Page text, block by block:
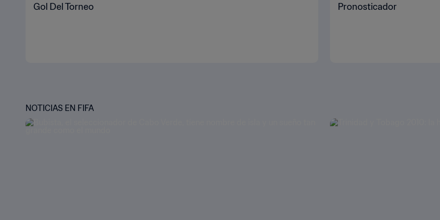
Gol Del Torneo Pronosticador
NOTICIAS EN FIFA